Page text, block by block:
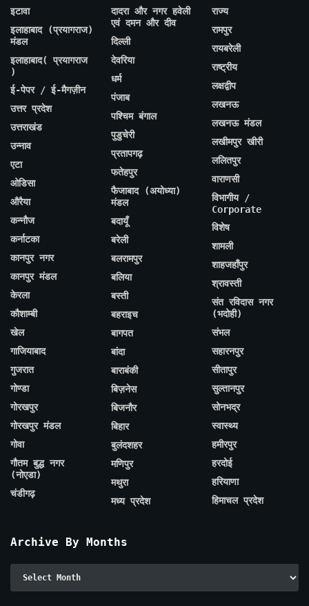
इटावा
इलाहाबाद (प्रयागराज)
मंडल
इलाहाबाद( प्रयागराज
)
ई-पेपर / ई-मैगज़ीन
उत्तर प्रदेश
उत्तराखंड
उन्नाव
एटा
ओडिसा
औरैया
कन्नौज
कर्नाटका
कानपुर नगर
कानपुर मंडल
केरला
कौशाम्बी
खेल
गाजियाबाद
गुजरात
गोण्डा
गोरखपुर
गोरखपुर मंडल
गोवा
गौतम बुद्ध नगर
(नोएडा)
चंडीगढ़
दादरा और नगर हवेली
एवं दमन और दीव
दिल्ली
देवरिया
धर्म
पंजाब
पश्चिम बंगाल
पुडुचेरी
प्रतापगढ़
फतेहपुर
फैजाबाद (अयोध्या)
मंडल
बदायूँ
बरेली
बलरामपुर
बलिया
बस्ती
बहराइच
बागपत
बांदा
बाराबंकी
बिज़नेस
बिजनौर
बिहार
बुलंदशहर
मणिपुर
मथुरा
मध्य प्रदेश
राज्य
रामपुर
रायबरेली
राष्ट्रीय
लक्षद्वीप
लखनऊ
लखनऊ मंडल
लखीमपुर खीरी
ललितपुर
वाराणसी
विभागीय /
Corporate
विशेष
शामली
शाहजहाँपुर
श्रावस्ती
संत रविदास नगर
(भदोही)
संभल
सहारनपुर
सीतापुर
सुल्तानपुर
सोनभद्र
स्वास्थ्य
हमीरपुर
हरदोई
हरियाणा
हिमाचल प्रदेश
Archive By Months